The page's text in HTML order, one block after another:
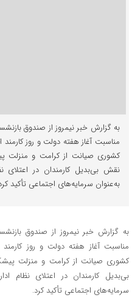
به گزارش خبر نیمروز از صندوق
مناسبت آغاز هفته دولت و روز
کشوری صیانت از کرامت و منزلت
نقش بی‌بدیل کارمندان در اعتلای
به‌عنوان سرمایه‌های اجتماعی تأکید
به گزارش خبر نیمروز از صندوق
مناسبت آغاز هفته دولت و روز
کشوری صیانت از کرامت و منزلت
بی‌بدیل کارمندان در اعتلای نظام
سرمایه‌های اجتماعی تأکید کرد.